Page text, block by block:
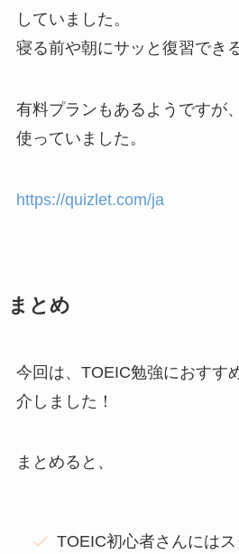
していました。
寝る前や朝にサッと復習でき
有料プランもあるようですが
使っていました。
https://quizlet.com/ja
まとめ
今回は、TOEIC勉強におすす
介しました！
まとめると、
TOEIC初心者さんには